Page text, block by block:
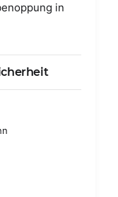
in